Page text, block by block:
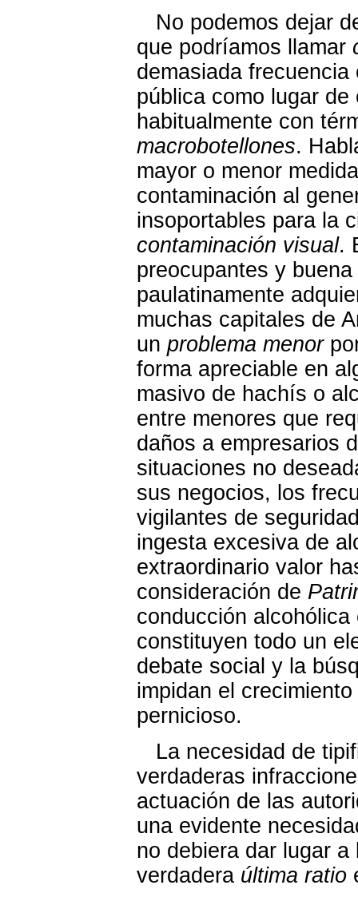
No podemos dejar
que podríamos llamar
demasiada
pública como lugar
habitualmente con
macrobotellones.
mayor o menor
contaminación al
insoportables para la
contaminación visual.
preocupantes y
paulatinamente
muchas capitales de
un problema menor
forma apreciable en
masivo de hachís o
entre menores que
daños a empresarios
situaciones no
sus negocios, los
vigilantes de
ingesta excesiva de
extraordinario valor
consideración de
conducción
constituyen todo un
debate social y la
impidan el
pernicioso.
La necesidad de
verdaderas
actuación de las
una evidente
no debiera dar lugar
verdadera última ratio